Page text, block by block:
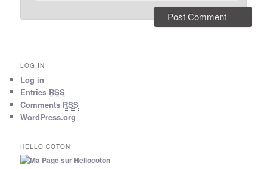
LOG IN
Log in
Entries RSS
Comments RSS
WordPress.org
HELLO COTON